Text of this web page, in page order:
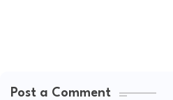
Post a Comment